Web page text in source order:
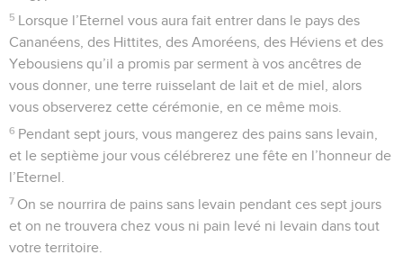
5 Lorsque l’Eternel vous aura fait entrer dans le pays des
Cananéens, des Hittites, des Amoréens, des Héviens et des
Yebousiens qu’il a promis par serment à vos ancêtres de
vous donner, une terre ruisselant de lait et de miel, alors
vous observerez cette cérémonie, en ce même mois.
6 Pendant sept jours, vous mangerez des pains sans levain,
et le septième jour vous célébrerez une fête en l’honneur de
l’Eternel.
7 On se nourrira de pains sans levain pendant ces sept jours
et on ne trouvera chez vous ni pain levé ni levain dans tout
votre territoire.